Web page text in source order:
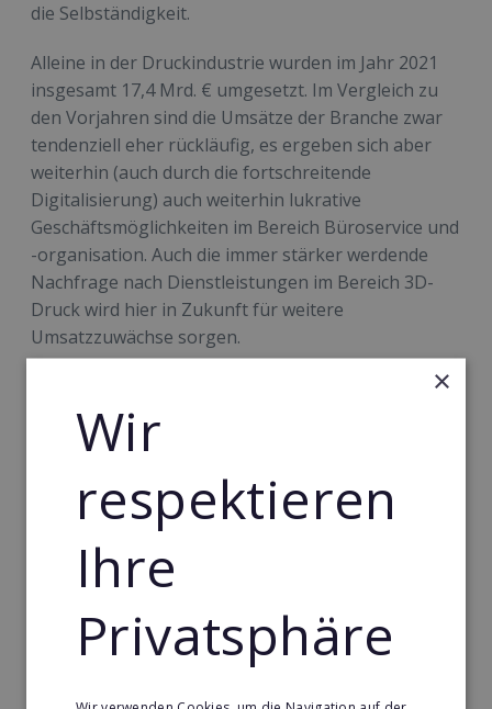
die Selbständigkeit.
Alleine in der Druckindustrie wurden im Jahr 2021
insgesamt 17,4 Mrd. € umgesetzt. Im Vergleich zu
den Vorjahren sind die Umsätze der Branche zwar
tendenziell eher rückläufig, es ergeben sich aber
weiterhin (auch durch die fortschreitende
Digitalisierung) auch weiterhin lukrative
Geschäftsmöglichkeiten im Bereich Büroservice und
-organisation. Auch die immer stärker werdende
Nachfrage nach Dienstleistungen im Bereich 3D-
Druck wird hier in Zukunft für weitere
Umsatzzuwächse sorgen.
können, ist heute wichtiger denn je. Regelmäßiges
und zielgerichtetes Marketing ist hier das wichtigste
professionell erstellte Druckerzeugnisse bzw.
digital erstellte Marketing-Materialien ins Spiel.
Egal, ob es sich um personalisierte
Werbegeschenke, eine individuell gestaltete
Werbevideos handelt, die Nachfrage ist groß und
vielfältig.
×
Wir
respektieren
Ihre
Privatsphäre